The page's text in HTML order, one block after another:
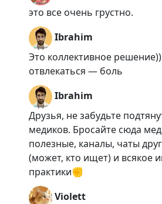
это все очень грустно.
Ibrahim
Это коллективное
отвлекаться — боль
Ibrahim
Друзья, не забудьте
медиков. Бросайте сюда
полезные, каналы, чаты
(может, кто ищет) и всякое
практики✊
Violett